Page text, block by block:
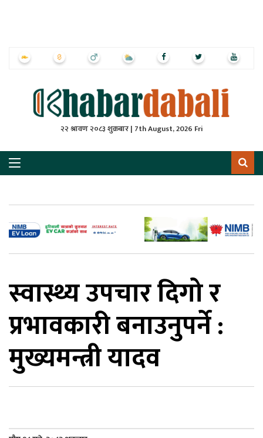
२२ श्रावण २०८३ शुक्रबार | 7th August, 2026 Fri
स्वास्थ्य उपचार दिगो र
प्रभावकारी बनाउनुपर्ने :
मुख्यमन्त्री यादव